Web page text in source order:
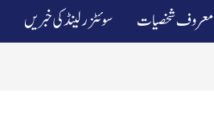
سوئٹزرلینڈ کی خبریں معروف شخصیات